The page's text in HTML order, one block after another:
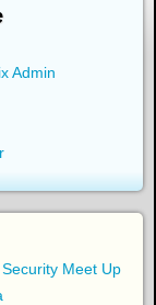
Admin
Meet Up